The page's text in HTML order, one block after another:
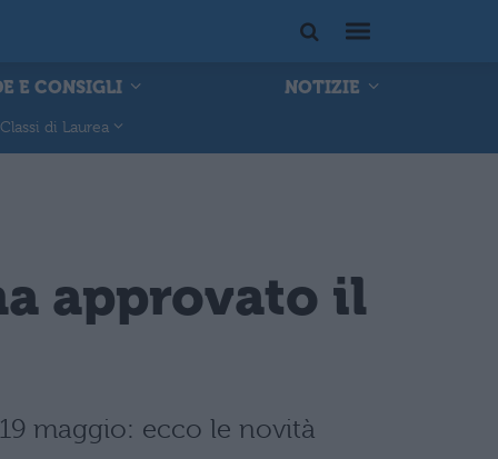
E CONSIGLI
NOTIZIE
Classi di Laurea
approvato il
maggio: ecco le novità